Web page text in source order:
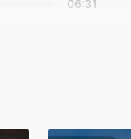
06:31